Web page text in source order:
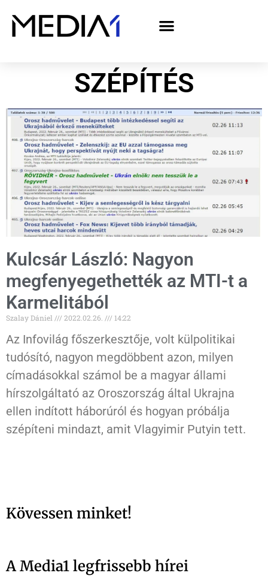
SZÉPÍTÉS
Kulcsár László: Nagyon
megfenyegethették az MTI-t a
Karmelitából
Szalay Dániel 2022.02.26. 14:22
Az Infovilág főszerkesztője, volt külpolitikai
tudósító, nagyon megdöbbent azon, milyen
címadásokkal számol be a magyar állami
hírszolgáltató az Oroszország által Ukrajna
ellen indított háborúról és hogyan próbálja
szépíteni mindazt, amit Vlagyimir Putyin tett.
Kövessen minket!
A Media1 legfrissebb hírei